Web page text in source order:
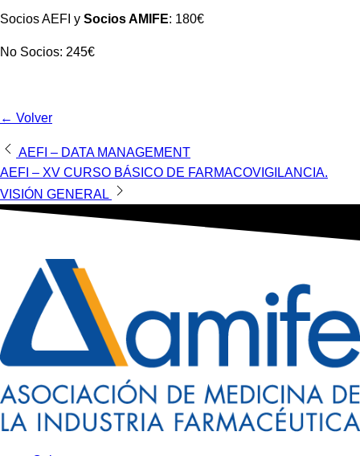
Socios AEFI y Socios AMIFE: 180€
No Socios: 245€
← Volver
Navegación
de
entradas
AEFI – DATA MANAGEMENT
AEFI – XV CURSO BÁSICO DE FARMACOVIGILANCIA.
VISIÓN GENERAL